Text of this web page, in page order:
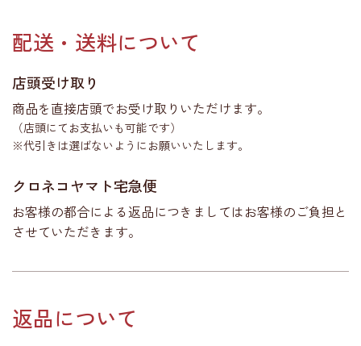
配送・送料について
店頭受け取り
商品を直接店頭でお受け取りいただけます。
（店頭にてお支払いも可能です）
※代引きは選ばないようにお願いいたします。
クロネコヤマト宅急便
お客様の都合による返品につきましてはお客様のご負担と
させていただきます。
返品について